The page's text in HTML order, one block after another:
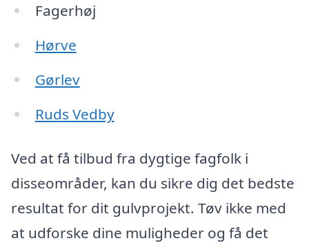
Fagerhøj
Hørve
Gørlev
Ruds Vedby
Ved at få tilbud fra dygtige fagfolk i
disseområder, kan du sikre dig det bedste
resultat for dit gulvprojekt. Tøv ikke med
at udforske dine muligheder og få det